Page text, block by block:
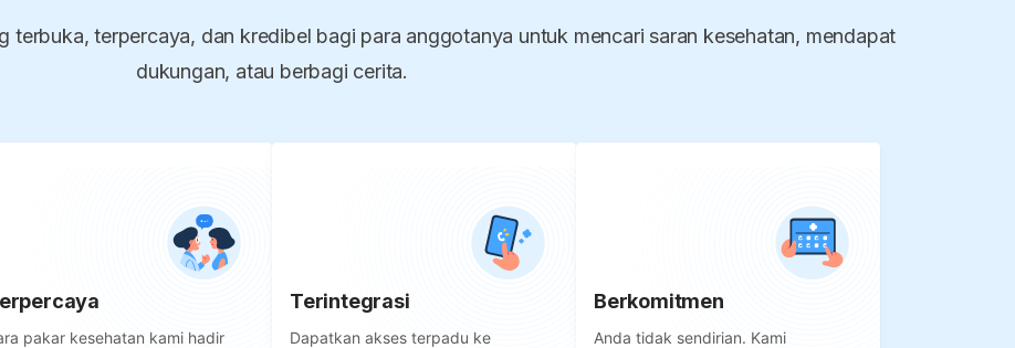
terbuka, terpercaya, dan kredibel bagi para anggotanya untuk mencari saran kesehatan, mendapat
dukungan, atau berbagi cerita.
pakar kesehatan kami hadir
Terintegrasi
Dapatkan akses terpadu ke
Berkomitmen
Anda tidak sendirian. Kami